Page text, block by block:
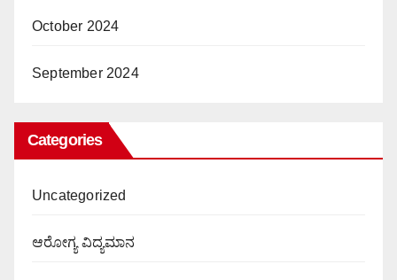
October 2024
September 2024
Categories
Uncategorized
ಆರೋಗ್ಯ ವಿದ್ಯಮಾನ